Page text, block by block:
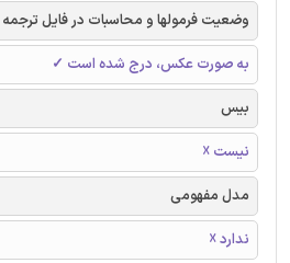
وضعیت فرمولها و محاسبات در فایل ترجمه
به صورت عکس، درج شده است ✓
بیس
نیست ☓
مدل مفهومی
ندارد ☓